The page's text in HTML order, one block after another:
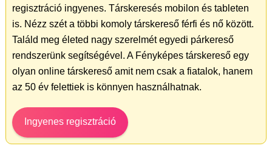
regisztráció ingyenes. Társkeresés mobilon és tableten
is. Nézz szét a többi komoly társkereső férfi és nő között.
Találd meg életed nagy szerelmét egyedi párkereső
rendszerünk segítségével. A Fényképes társkereső egy
olyan online társkereső amit nem csak a fiatalok, hanem
az 50 év felettiek is könnyen használhatnak.
Ingyenes regisztráció